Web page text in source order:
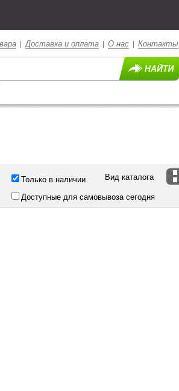
|Доставка и оплата О нас Контакты
Только в наличии
Доступные для самовывоза сегодня
Вид каталога